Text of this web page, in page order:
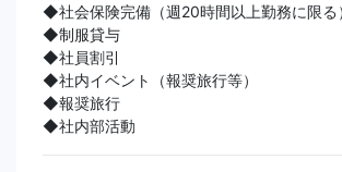
◆社会保険完備（週20時間以上勤務に限る
◆制服貸与
◆社員割引
◆社内イベント（報奨旅行等）
◆報奨旅行
◆社内部活動